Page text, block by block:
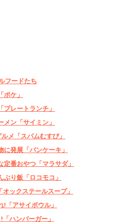
フードたち
ケ」
レートランチ」
ン「サイミン」
メ「スパムむすび」
発展「パンケーキ」
番おやつ「マラサダ」
り飯「ロコモコ」
ックステールスープ」
「アサイボウル」
ハンバーガー」